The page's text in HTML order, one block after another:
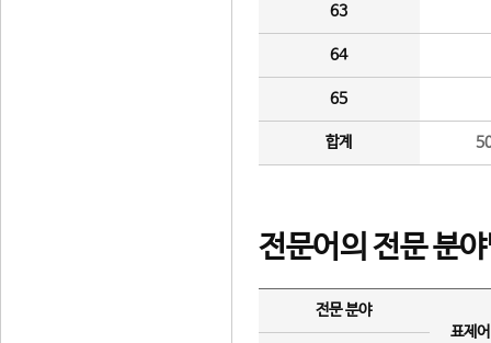
63
64
65
합계
전문어의 전문 분
전문 분야
표제